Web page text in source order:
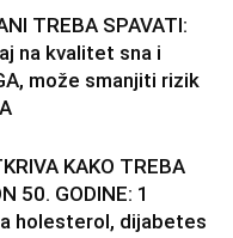
TREBA SPAVATI:
na kvalitet sna i
može smanjiti rizik
KAKO TREBA
50. GODINE: 1
holesterol, dijabetes